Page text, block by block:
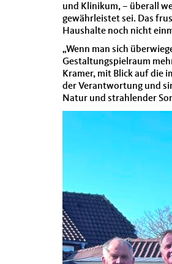
und Klinikum, – überall
gewährleistet sei. Das
Haushalte noch nicht
„Wenn man sich
Gestaltungspielraum
Kramer, mit Blick auf die
der Verantwortung und
Natur und strahlender